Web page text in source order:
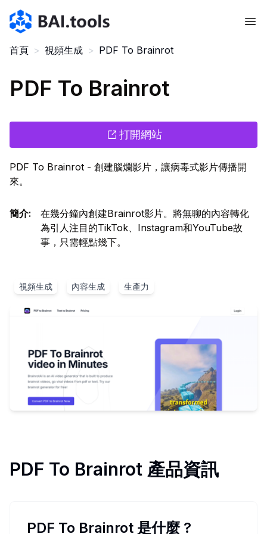
Bai.tools
首頁 > 視頻生成 > PDF To Brainrot
PDF To Brainrot
打開網站
PDF To Brainrot - 創建腦爛影片，讓病毒式影片傳播開
來。
簡介:
在幾分鐘內創建Brainrot影片。將無聊的內容轉化
為引人注目的TikTok、Instagram和YouTube故
事，只需輕點幾下。
視頻生成 內容生成 生產力
PDF To Brainrot 產品資訊
PDF To Brainrot 是什麼?